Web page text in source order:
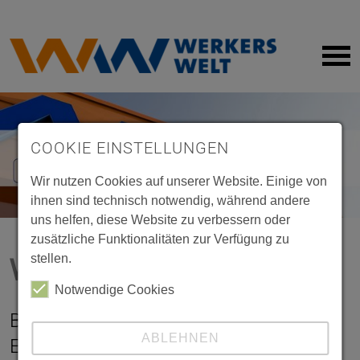
Wertstoffrücknahme
Batterien, Akkus, Leuchtmittel und
Elektro-Altgeräte umweltgerecht
COOKIE EINSTELLUNGEN
Wir nutzen Cookies auf unserer Website. Einige von
ihnen sind technisch notwendig, während andere
uns helfen, diese Website zu verbessern oder
zusätzliche Funktionalitäten zur Verfügung zu
stellen.
Notwendige Cookies
ABLEHNEN
Maschinen + Werkzeuge
Sanitär
Bodenbeläge + Holz
Farben + Lacke
Eisenwaren
KFZ + Fahrrad
Leuchten + Elektro
Holzzuschnitt
Farbmisch-Service
Gasflaschen
Partner-Card
Online-Bestellung
Werkstoffrücknahme
Anhänger-Verleih
Impressum
Datenschutz